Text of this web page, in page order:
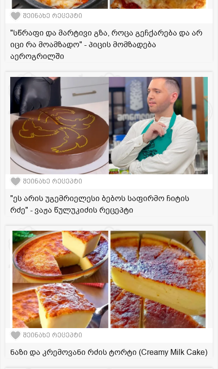
შეინახე რეცეპტი
"სწრაფი და მარტივი გზა, როცა გეჩქარება და არ
იცი რა მოამზადო" - პიცის მომზადება
აეროგრილში
შეინახე რეცეპტი
"ეს არის უგემრიელესი ბებოს საფირმო ჩიტის
რძე" - ვაჟა წულუკიძის რეცეპტი
შეინახე რეცეპტი
ნაზი და კრემოვანი რძის ტორტი (Creamy Milk Cake)